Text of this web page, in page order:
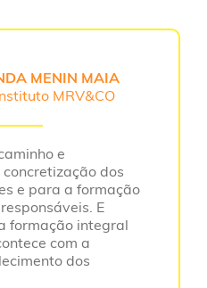
MENIN MAIA
MRV&CO
e
dos
e para a formação
E
formação integral
com a
dos